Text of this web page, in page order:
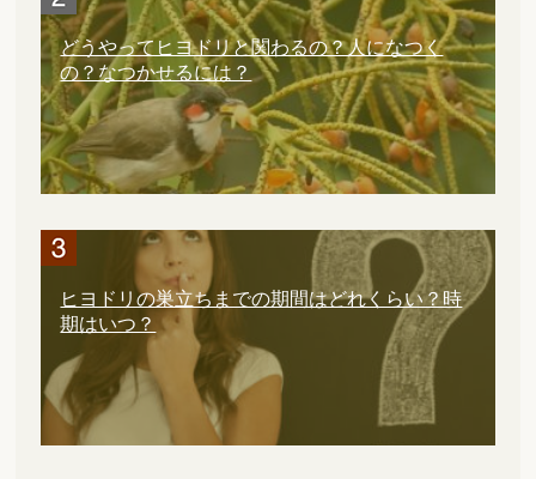
どうやってヒヨドリと関わるの？人になつく
の？なつかせるには？
ヒヨドリの巣立ちまでの期間はどれくらい？時
期はいつ？